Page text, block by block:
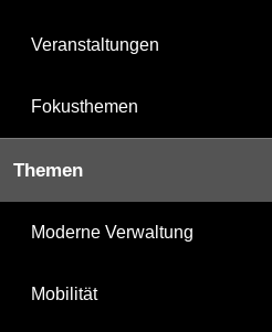
Veranstaltungen
Fokusthemen
Themen
Moderne Verwaltung
Mobilität